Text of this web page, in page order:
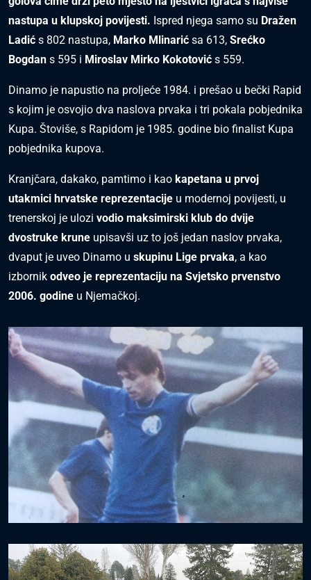
nastupa u klupskoj povijesti. Ispred njega samo su Dražen
Ladić s 802 nastupa, Marko Mlinarić sa 613, Srećko
Bogdan s 595 i Miroslav Mirko Kokotović s 559.
Dinamo je napustio na proljeće 1984. i prešao u bečki Rapid
s kojim je osvojio dva naslova prvaka i tri pokala pobjednika
Kupa. Štoviše, s Rapidom je 1985. godine bio finalist Kupa
pobjednika kupova.
Kranjčara, dakako, pamtimo i kao kapetana u prvoj
utakmici hrvatske reprezentacije u modernoj povijesti, u
trenerskoj je ulozi vodio maksimirski klub do dvije
dvostruke krune upisavši uz to još jedan naslov prvaka,
dvaput je uveo Dinamo u skupinu Lige prvaka, a kao
izbornik odveo je reprezentaciju na Svjetsko prvenstvo
2006. godine u Njemačkoj.